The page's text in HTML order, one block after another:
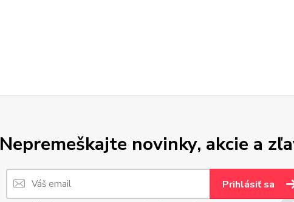
Nepremeškajte novinky, akcie a
Prihlásiť sa